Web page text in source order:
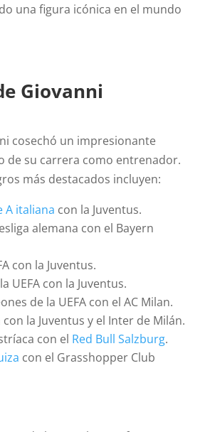
una figura icónica en el mundo
Giovanni
cosechó un impresionante
de su carrera como entrenador.
más destacados incluyen:
A italiana con la Juventus.
alemana con el Bayern
con la Juventus.
UEFA con la Juventus.
de la UEFA con el AC Milan.
la Juventus y el Inter de Milán.
con el Red Bull Salzburg.
con el Grasshopper Club